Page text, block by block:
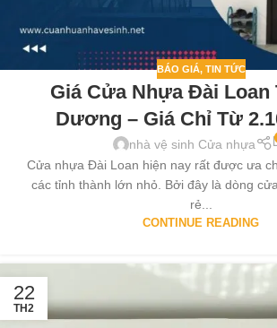
BÁO GIÁ, TIN TỨC
Giá Cửa Nhựa Đài Loan
Dương – Giá Chỉ Từ
nhà vệ sinh Cửa nhựa
Cửa nhựa Đài Loan hiện nay rất được ưa
các tỉnh thành lớn nhỏ. Bởi đây là dòng
rẻ...
CONTINUE READING
22
TH2